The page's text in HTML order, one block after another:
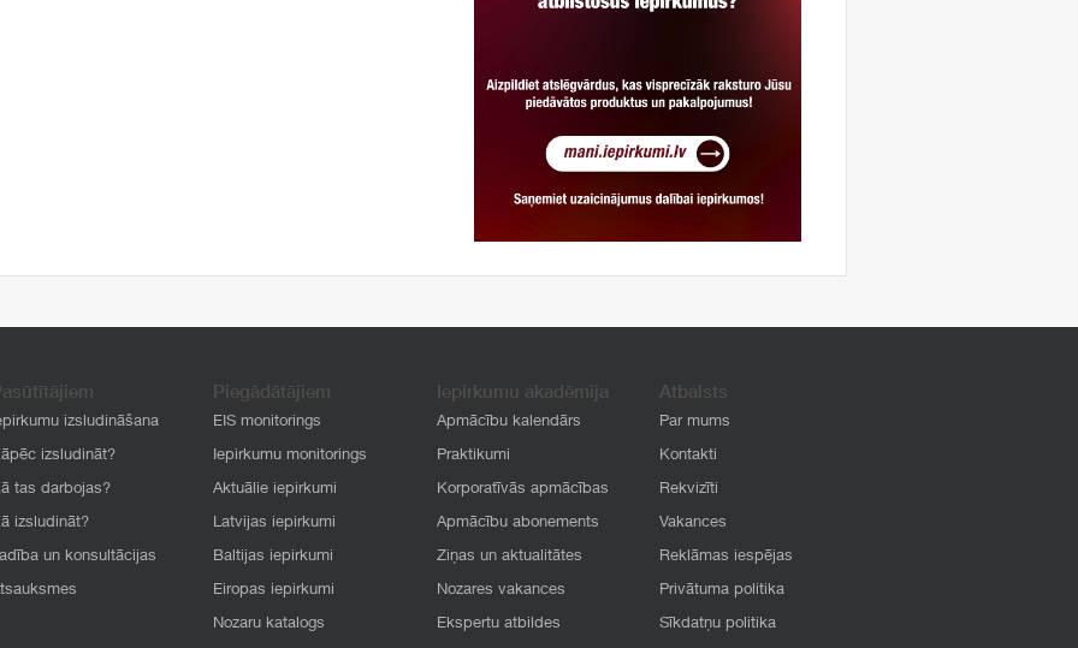
izsludināšana
izsludināt?
tas darbojas?
izsludināt?
un konsultācijas
Piegādātājiem
EIS monitorings
Iepirkumu monitorings
Aktuālie iepirkumi
Latvijas iepirkumi
Baltijas iepirkumi
Eiropas iepirkumi
Nozaru katalogs
Iepirkumu akadēmija
Apmācību kalendārs
Praktikumi
Korporatīvās apmācības
Apmācību abonements
Ziņas un aktualitātes
Nozares vakances
Ekspertu atbildes
Atbalsts
Par mums
Kontakti
Rekvizīti
Vakances
Reklāmas iespējas
Privātuma politika
Sīkdatņu politika